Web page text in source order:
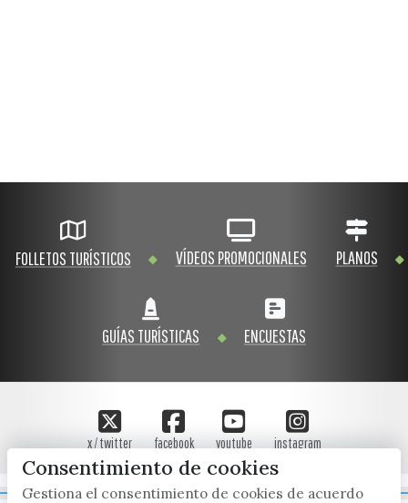
FOLLETOS TURÍSTICOS VÍDEOS PROMOCIONALES PLANOS
GUÍAS TURÍSTICAS ENCUESTAS
x / twitter facebook youtube instagram
Mapa Web
Consentimiento de cookies
Gestiona el consentimiento de cookies de acuerdo